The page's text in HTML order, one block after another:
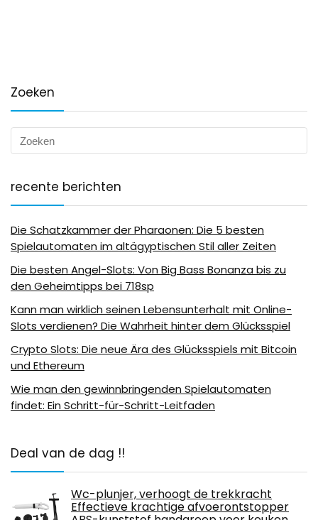
Zoeken
recente berichten
Die Schatzkammer der Pharaonen: Die 5 besten
Spielautomaten im altägyptischen Stil aller Zeiten
Die besten Angel-Slots: Von Big Bass Bonanza bis zu
den Geheimtipps bei 718sp
Kann man wirklich seinen Lebensunterhalt mit Online-
Slots verdienen? Die Wahrheit hinter dem Glücksspiel
Crypto Slots: Die neue Ära des Glücksspiels mit Bitcoin
und Ethereum
Wie man den gewinnbringenden Spielautomaten
findet: Ein Schritt-für-Schritt-Leitfaden
Deal van de dag !!
Wc-plunjer, verhoogt de trekkracht
Effectieve krachtige afvoerontstopper